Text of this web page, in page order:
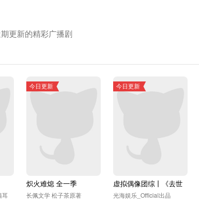
更新的精彩广播剧
耳
炽火难熄 全一季
长佩文学 松子茶原著
虚拟偶像团综丨《去世
界尽头》
光海娱乐_Official出品